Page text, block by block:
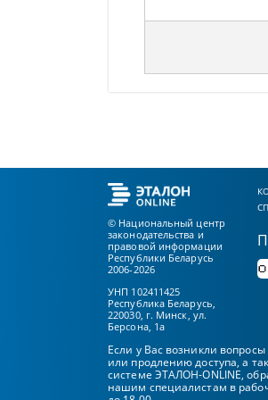
© Национальный центр
законодательства и
правовой информации
Республики Беларусь
2006-2026
УНП 102411425
Республика Беларусь,
220030, г. Минск, ул.
Берсона, 1а
Если у Вас возникли
или продлению доступа, а
системе ЭТАЛОН-ONLINE,
нашим специалистам в